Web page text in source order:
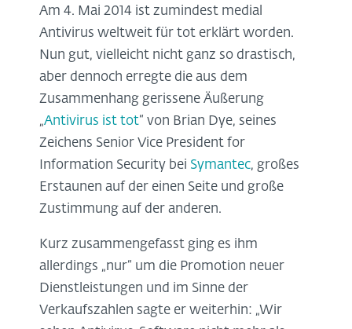
Am 4. Mai 2014 ist zumindest medial
Antivirus weltweit für tot erklärt worden.
Nun gut, vielleicht nicht ganz so drastisch,
aber dennoch erregte die aus dem
Zusammenhang gerissene Äußerung
„Antivirus ist tot“ von Brian Dye, seines
Zeichens Senior Vice President for
Information Security bei Symantec, großes
Erstaunen auf der einen Seite und große
Zustimmung auf der anderen.
Kurz zusammengefasst ging es ihm
allerdings „nur“ um die Promotion neuer
Dienstleistungen und im Sinne der
Verkaufszahlen sagte er weiterhin: „Wir